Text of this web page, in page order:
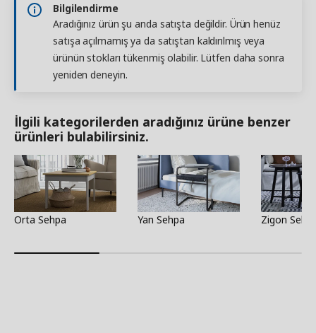
Bilgilendirme
Aradığınız ürün şu anda satışta değildir. Ürün henüz
satışa açılmamış ya da satıştan kaldırılmış veya
ürünün stokları tükenmiş olabilir. Lütfen daha sonra
yeniden deneyin.
İlgili kategorilerden aradığınız ürüne benzer
ürünleri bulabilirsiniz.
Orta Sehpa Yan Sehpa Zigon